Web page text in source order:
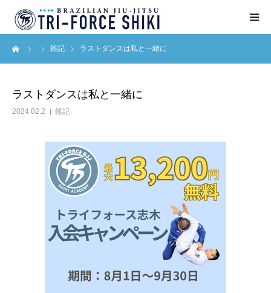
雑記 ラストダンスは私と一緒に
ラストダンスは私と一緒に
2024.02.2 雑記
ABOUT
BLOG
アクセス
English